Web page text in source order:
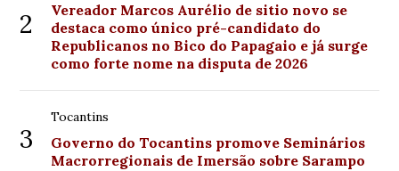
2
Vereador Marcos Aurélio de sitio novo se
destaca como único pré-candidato do
Republicanos no Bico do Papagaio e já surge
como forte nome na disputa de 2026
3
Tocantins
Governo do Tocantins promove Seminários
Macrorregionais de Imersão sobre Sarampo